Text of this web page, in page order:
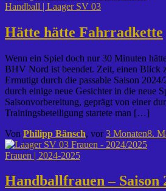
Handball | Laager SV 03
Hätte hätte Fahrradkette
Wenn ein Spiel doch nur 30 Minuten
BHV Nord ist beendet. Zeit, einen Blick
Ermutigt durch die passable Saison
durch einige neue Gesichter in die neue
Saisonvorbereitung, geprägt von einer
Trainingsbeteiligung startete man […]
Von Philipp Bänsch, vor3 Monaten8.
Frauen | 2024-2025
Handballfrauen – Saison